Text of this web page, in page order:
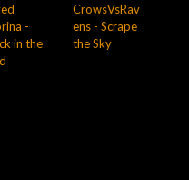
-
in the
CrowsVsRav
ens - Scrape
the Sky